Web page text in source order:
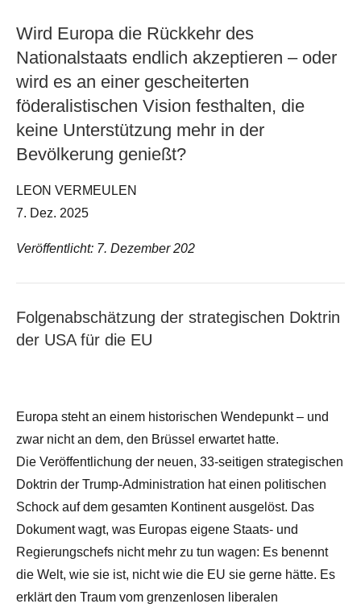
Wird Europa die Rückkehr des
Nationalstaats endlich akzeptieren – oder
wird es an einer gescheiterten
föderalistischen Vision festhalten, die
keine Unterstützung mehr in der
Bevölkerung genießt?
LEON VERMEULEN
7. Dez. 2025
Veröffentlicht: 7. Dezember 202
Folgenabschätzung der strategischen Doktrin
der USA für die EU
Europa steht an einem historischen Wendepunkt – und
zwar nicht an dem, den Brüssel erwartet hatte.
Die Veröffentlichung der neuen, 33-seitigen strategischen
Doktrin der Trump-Administration hat einen politischen
Schock auf dem gesamten Kontinent ausgelöst. Das
Dokument wagt, was Europas eigene Staats- und
Regierungschefs nicht mehr zu tun wagen: Es benennt
die Welt, wie sie ist, nicht wie die EU sie gerne hätte. Es
erklärt den Traum vom grenzenlosen liberalen